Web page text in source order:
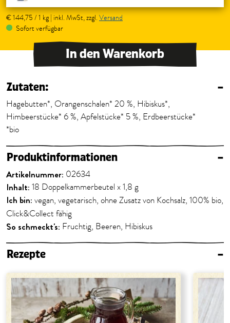
€ 144,75 / 1 kg | inkl. MwSt, zzgl. Versand
Sofort verfügbar
In den Warenkorb
Zutaten: –
Hagebutten*, Orangenschalen* 20 %, Hibiskus*,
Himbeerstücke* 6 %, Apfelstücke* 5 %, Erdbeerstücke*
*bio
Produktinformationen –
Artikelnummer: 02634
Inhalt: 18 Doppelkammerbeutel x 1,8 g
Ich bin: vegan, vegetarisch, ohne Zusatz von Kochsalz, 100% bio,
Click&Collect fähig
So schmeckt's: Fruchtig, Beeren, Hibiskus
Rezepte –